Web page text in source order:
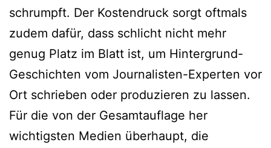
schrumpft. Der Kostendruck sorgt oftmals
zudem dafür, dass schlicht nicht mehr
genug Platz im Blatt ist, um Hintergrund-
Geschichten vom Journalisten-Experten vor
Ort schrieben oder produzieren zu lassen.
Für die von der Gesamtauflage her
wichtigsten Medien überhaupt, die